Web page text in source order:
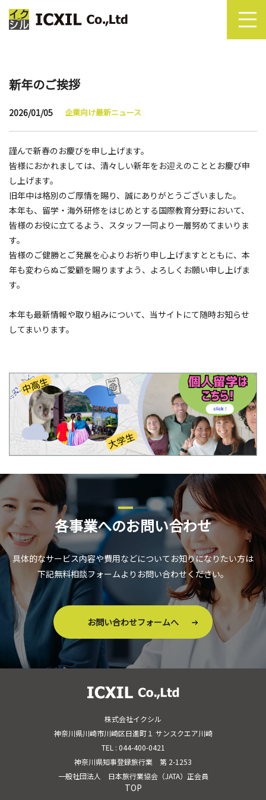
新年のご挨拶
2026/01/05 企業向け最新ニュース
謹んで新春のお慶びを申し上げます。
皆様におかれましては、清々しい新年をお迎えのこととお慶び申
し上げます。
旧年中は格別のご厚情を賜り、誠にありがとうございました。
本年も、留学・海外研修をはじめとする国際教育分野において、
皆様のお役に立てるよう、スタッフ一同より一層努めてまいりま
す。
皆様のご健勝とご発展を心よりお祈り申し上げますとともに、本
年も変わらぬご愛顧を賜りますよう、よろしくお願い申し上げま
す。
本年も最新情報や取り組みについて、当サイトにて随時お知らせ
してまいります。
各事業へのお問い合わせ
具体的なサービス内容や費用などについてお知りになりたい方は
下記無料相談フォームよりお問い合わせください。
お問い合わせフォームへ
株式会社イクシル
神奈川県川崎市川崎区日進町１ サンスクエア川崎
TEL : 044-400-0421
神奈川県知事登録旅行業 第 2-1253
一般社団法人 日本旅行業協会（JATA）正会員
TOP